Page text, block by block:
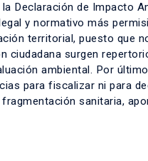
Declaración de Impacto
y normativo más
territorial, puesto que
surgen
ambiental. Por
para fiscalizar ni para
sanitaria,